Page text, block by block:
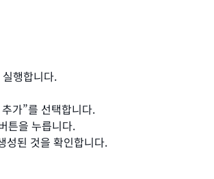
행합니다.
가”를 선택합니다.
튼을 누릅니다.
성된 것을 확인합니다.